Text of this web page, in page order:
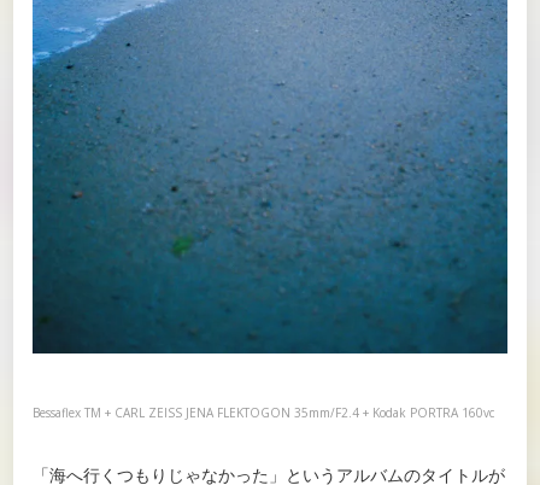
Bessaflex TM + CARL ZEISS JENA FLEKTOGON 35mm/F2.4 + Kodak PORTRA 160vc
「海へ行くつもりじゃなかった」というアルバムのタイトルが